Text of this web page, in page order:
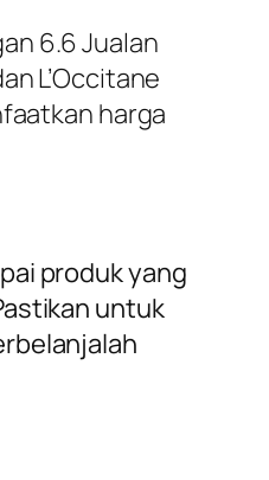
6.6 Jualan
L’Occitane
harga
produk yang
untuk